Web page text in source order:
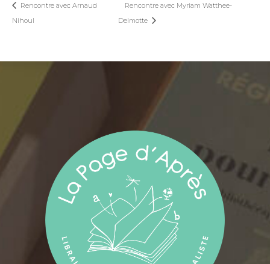
Rencontre avec Arnaud
Nihoul
Rencontre avec Myriam Watthee-
Delmotte